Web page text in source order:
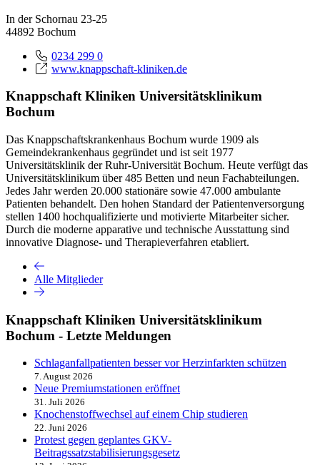
In der Schornau 23-25
44892 Bochum
0234 299 0
www.knappschaft-kliniken.de
Knappschaft Kliniken Universitätsklinikum
Bochum
Das Knappschaftskrankenhaus Bochum wurde 1909 als
Gemeindekrankenhaus gegründet und ist seit 1977
Universitätsklinik der Ruhr-Universität Bochum. Heute verfügt das
Universitätsklinikum über 485 Betten und neun Fachabteilungen.
Jedes Jahr werden 20.000 stationäre sowie 47.000 ambulante
Patienten behandelt. Den hohen Standard der Patientenversorgung
stellen 1400 hochqualifizierte und motivierte Mitarbeiter sicher.
Durch die moderne apparative und technische Ausstattung sind
innovative Diagnose- und Therapieverfahren etabliert.
Alle Mitglieder
Knappschaft Kliniken Universitätsklinikum
Bochum - Letzte Meldungen
Schlaganfallpatienten besser vor Herzinfarkten schützen
7. August 2026
Neue Premiumstationen eröffnet
31. Juli 2026
Knochenstoffwechsel auf einem Chip studieren
22. Juni 2026
Protest gegen geplantes GKV-
Beitragssatzstabilisierungsgesetz